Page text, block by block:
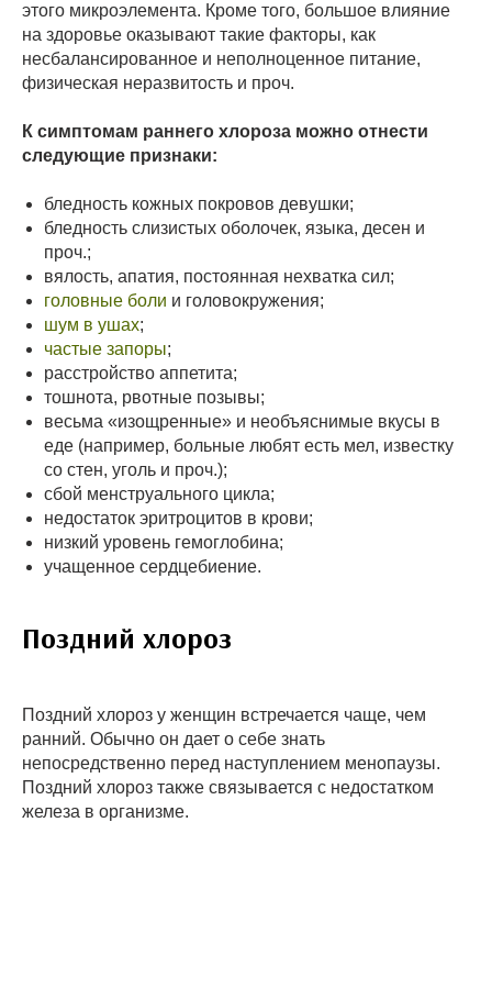
этого микроэлемента. Кроме того, большое влияние
на здоровье оказывают такие факторы, как
несбалансированное и неполноценное питание,
физическая неразвитость и проч.
К симптомам раннего хлороза можно отнести
следующие признаки:
бледность кожных покровов девушки;
бледность слизистых оболочек, языка, десен и
проч.;
вялость, апатия, постоянная нехватка сил;
головные боли и головокружения;
шум в ушах;
частые запоры;
расстройство аппетита;
тошнота, рвотные позывы;
весьма «изощренные» и необъяснимые вкусы в
еде (например, больные любят есть мел, известку
со стен, уголь и проч.);
сбой менструального цикла;
недостаток эритроцитов в крови;
низкий уровень гемоглобина;
учащенное сердцебиение.
Поздний хлороз
Поздний хлороз у женщин встречается чаще, чем
ранний. Обычно он дает о себе знать
непосредственно перед наступлением менопаузы.
Поздний хлороз также связывается с недостатком
железа в организме.